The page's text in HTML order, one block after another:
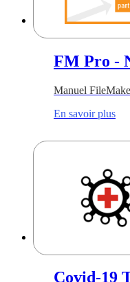
FM Pro -
Manuel
En savoir plus
Covid-19